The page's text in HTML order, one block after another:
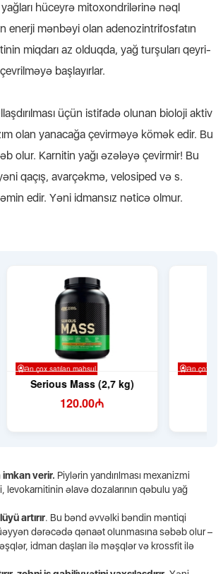
hüceyrə mitoxondrilərinə nəql
enerji mənbəyi olan adenozintrifosfatın
miqdarı az olduqda, yağ turşuları qeyri-
başlayırlar.
üçün istifadə olunan bioloji aktiv
olan yanacağa çevirməyə kömək edir. Bu
olur. Karnitin yağı əzələyə çevirmir! Bu
qaçış, avarçəkmə, velosiped və s.
edir. Yəni idmansız nəticə olmur.
imkan verir. Piylərin yandırılması mexanizmi
əlavə dozalarının qəbulu yağ
artırır. Bu bənd əvvəlki bəndin məntiqi
dərəcədə qənaət olunmasına səbəb olur –
idman daşları ilə məşqlər və krossfit ilə